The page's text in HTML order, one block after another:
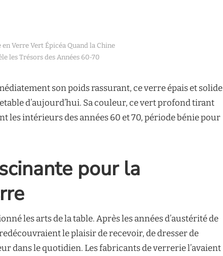
en Verre Vert Épicéa Quand la Chine
les Trésors des Années 60-70
son poids rassurant, ce verre épais et solide
d’aujourd’hui. Sa couleur, ce vert profond tirant
les intérieurs des années 60 et 70, période bénie pour
pour la
les arts de la table. Après les années d’austérité de
le plaisir de recevoir, de dresser de
dans le quotidien. Les fabricants de verrerie l’avaient